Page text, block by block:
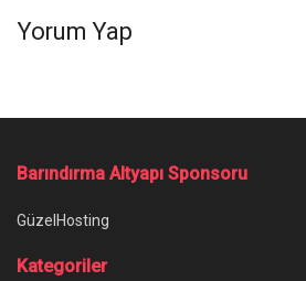
Yorum Yap
Barındırma Altyapı Sponsoru
GüzelHosting
Kategoriler